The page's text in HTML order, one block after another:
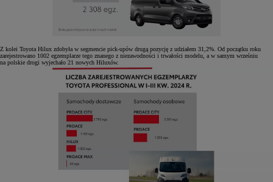
Z kolei Toyota Hilux zdobyła w segmencie pick-upów drugą pozycję z udziałem 31,2%. Od początku roku
zarejestrowano 1002 egzemplarze tego znanego z niezawodności i trwałości modelu, a w samym wrześniu
na polskie drogi wyjechało 21 nowych Hiluxów.